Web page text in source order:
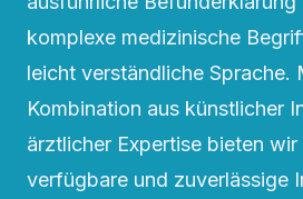
komplexe medizinische
leicht verständliche Sprache.
Kombination aus künstlicher
ärztlicher Expertise bieten wir
verfügbare und zuverlässige